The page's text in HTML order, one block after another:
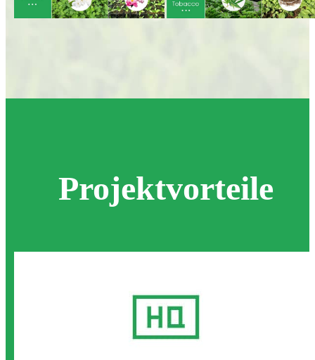
Projektvorteile